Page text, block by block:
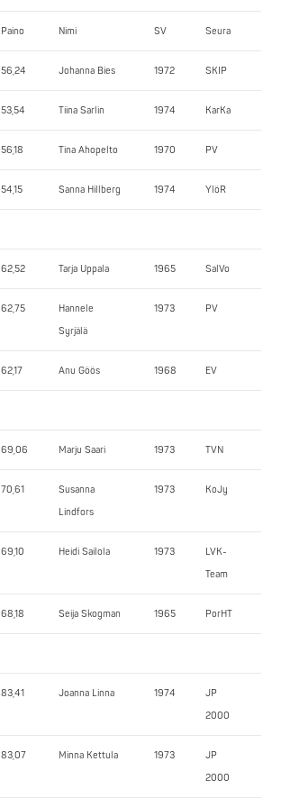
Paino Nimi SV Seura
56,24 Johanna Bies 1972 SKIP
53,54 Tiina Sarlin 1974 KarKa
56,18 Tina Ahopelto 1970 PV
54,15 Sanna Hillberg 1974 YlöR
62,52 Tarja Uppala 1965 SalVo
62,75
Hannele
Syrjälä
1973 PV
62,17 Anu Göös 1968 EV
69,06 Marju Saari 1973 TVN
70,61
Susanna
Lindfors
1973 KoJy
69,10 Heidi Sailola 1973
LVK-
Team
68,18 Seija Skogman 1965 PorHT
83,41 Joanna Linna 1974
JP
2000
83,07 Minna Kettula 1973
JP
2000